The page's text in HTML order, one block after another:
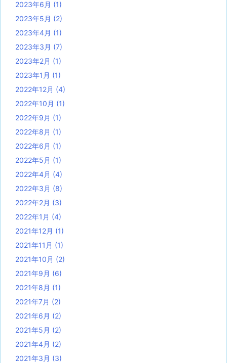
2023年6月 (1)
2023年5月 (2)
2023年4月 (1)
2023年3月 (7)
2023年2月 (1)
2023年1月 (1)
2022年12月 (4)
2022年10月 (1)
2022年9月 (1)
2022年8月 (1)
2022年6月 (1)
2022年5月 (1)
2022年4月 (4)
2022年3月 (8)
2022年2月 (3)
2022年1月 (4)
2021年12月 (1)
2021年11月 (1)
2021年10月 (2)
2021年9月 (6)
2021年8月 (1)
2021年7月 (2)
2021年6月 (2)
2021年5月 (2)
2021年4月 (2)
2021年3月 (3)